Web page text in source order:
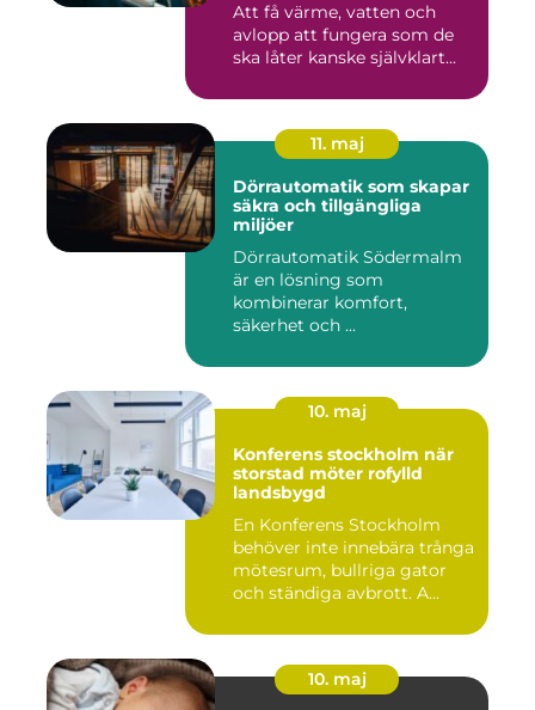
Att få värme, vatten och
avlopp att fungera som de
ska låter kanske självklart...
11. maj
Dörrautomatik som skapar
säkra och tillgängliga
miljöer
Dörrautomatik Södermalm
är en lösning som
kombinerar komfort,
säkerhet och ...
10. maj
Konferens stockholm när
storstad möter rofylld
landsbygd
En Konferens Stockholm
behöver inte innebära trånga
mötesrum, bullriga gator
och ständiga avbrott. A...
10. maj